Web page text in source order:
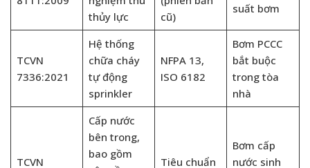
thủy lực
cũ)
suất bơm
TCVN
7336:2021
Hệ thống
chữa cháy
tự động
sprinkler
NFPA 13,
ISO 6182
Bơm PCCC
bắt buộc
trong tòa
nhà
TCVN
Cấp nước
bên trong,
bao gồm
Tiêu chuẩn
Bơm cấp
nước sinh